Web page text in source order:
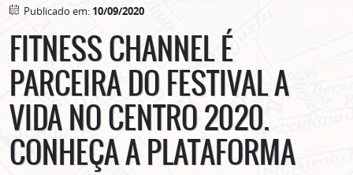
Publicado em: 10/09/2020
FITNESS CHANNEL É
PARCEIRA DO FESTIVAL A
VIDA NO CENTRO 2020.
CONHEÇA A PLATAFORMA